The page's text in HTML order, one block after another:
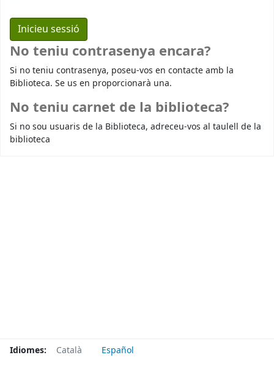
No teniu contrasenya encara?
Si no teniu contrasenya, poseu-vos en contacte amb la
Biblioteca. Se us en proporcionarà una.
No teniu carnet de la biblioteca?
Si no sou usuaris de la Biblioteca, adreceu-vos al taulell de la
biblioteca
Idiomes: Català Español